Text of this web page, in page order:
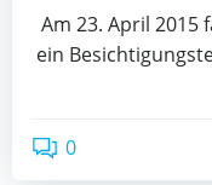
Am 23. April 2015
ein
0